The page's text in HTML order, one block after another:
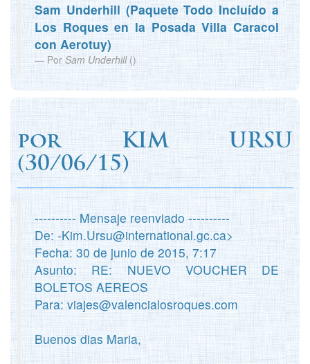
Sam Underhill (Paquete Todo Incluído a
Los Roques en la Posada Villa Caracol
con Aerotuy)
Por Sam Underhill()
porKIM URSU
(30/06/15)
---------- Mensaje reenviado ----------
De: -Kim.Ursu@international.gc.ca>
Fecha: 30 de junio de 2015, 7:17
Asunto: RE: NUEVO VOUCHER DE
BOLETOS AEREOS
Para: viajes@valencialosroques.com
Buenos dias Maria,